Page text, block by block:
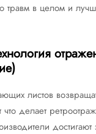
травм в целом и
листов
что делает
достигают